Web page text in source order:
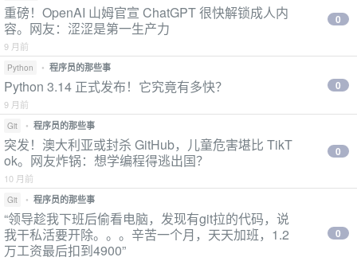
重磅！OpenAI 山姆官宣 ChatGPT 很快解锁成人内
容。网友：涩涩是第一生产力
9 月前
0
Python • 程序员的那些事
Python 3.14 正式发布！它究竟有多快？
9 月前
0
Git • 程序员的那些事
突发！澳大利亚或封杀 GitHub，儿童危害堪比 TikT
ok。网友炸锅：想学编程得逃出国？
10 月前
0
Git • 程序员的那些事
“领导趁我下班后偷看电脑，发现有git拉的代码，说
我干私活要开除。。。辛苦一个月，天天加班，1.2
万工资最后扣到4900”
0